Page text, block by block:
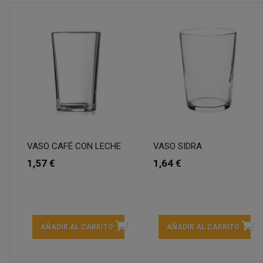
VASO CAFÉ CON LECHE
1,57 €
AÑADIR AL CARRITO
VASO SIDRA
1,64 €
AÑADIR AL CARRITO